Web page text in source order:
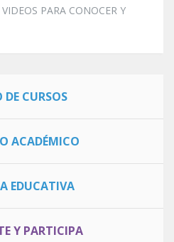
PARA CONOCER Y
CURSOS
ACADÉMICO
EDUCATIVA
Y PARTICIPA